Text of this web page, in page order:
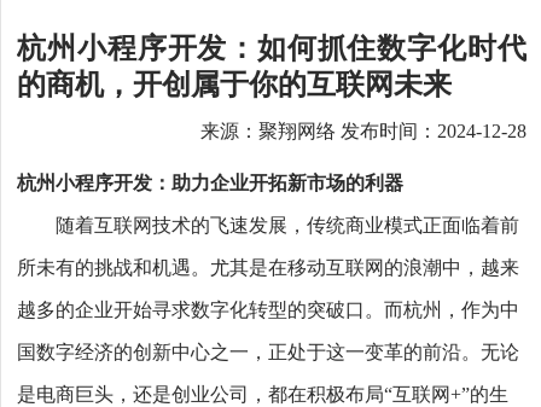
杭州小程序开发：如何抓住数字化时代
的商机，开创属于你的互联网未来
来源：聚翔网络 发布时间：2024-12-28
杭州小程序开发：助力企业开拓新市场的利器
随着互联网技术的飞速发展，传统商业模式正面临着前
所未有的挑战和机遇。尤其是在移动互联网的浪潮中，越来
越多的企业开始寻求数字化转型的突破口。而杭州，作为中
国数字经济的创新中心之一，正处于这一变革的前沿。无论
是电商巨头，还是创业公司，都在积极布局“互联网+”的生